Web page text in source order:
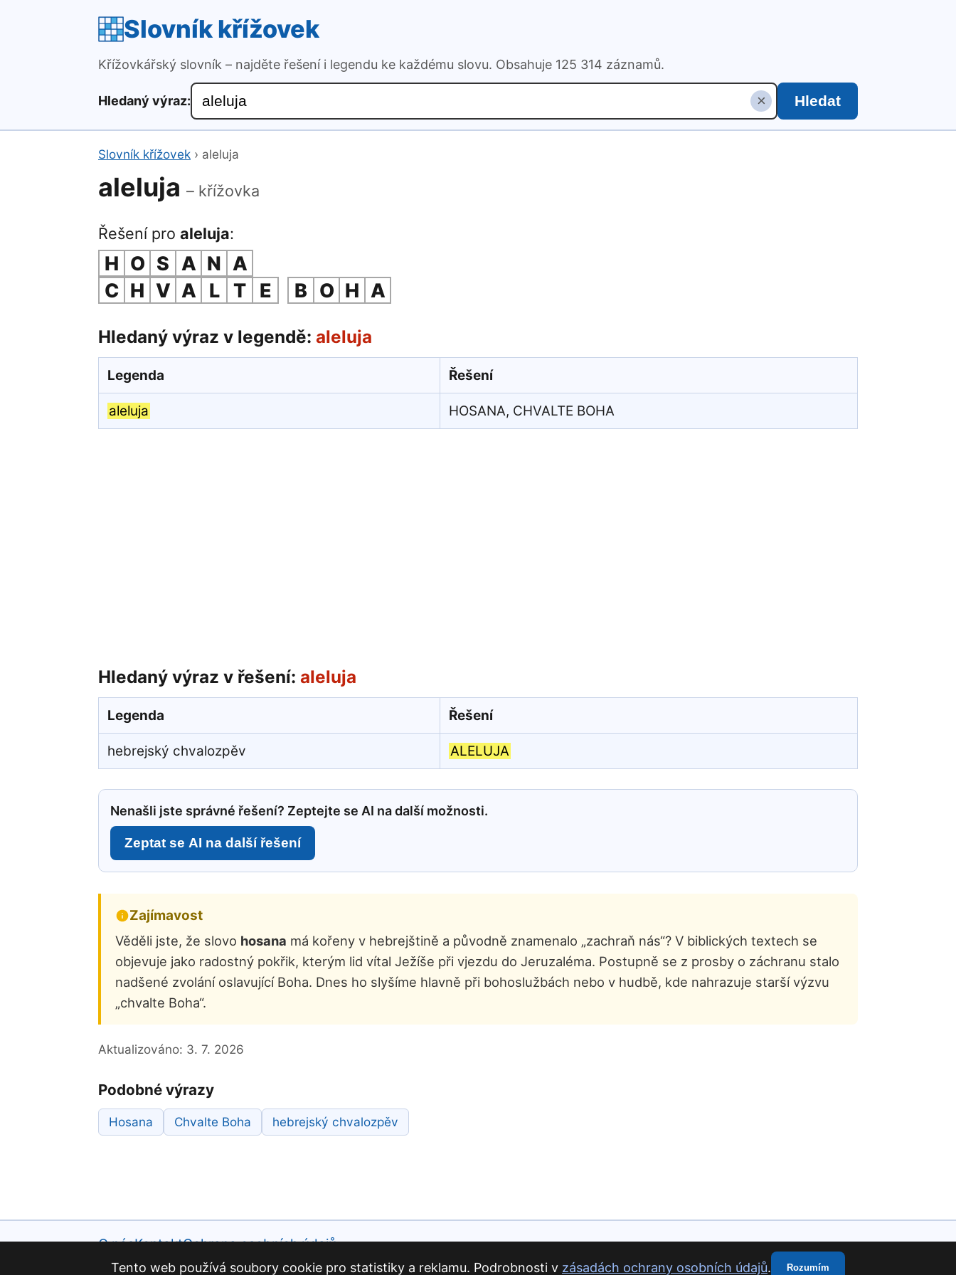
Slovník křížovek
Křížovkářský slovník – najděte řešení i legendu ke každému slovu. Obsahuje 125 314 záznamů.
Hledaný výraz: × Hledat
Slovník křížovek › aleluja
aleluja – křížovka
Řešení pro aleluja:
H O S A N A
C H V A L T E B O H A
Hledaný výraz v legendě: aleluja
Legenda Řešení
aleluja HOSANA, CHVALTE BOHA
Hledaný výraz v řešení: aleluja
Legenda Řešení
hebrejský chvalozpěv ALELUJA
Nenašli jste správné řešení? Zeptejte se AI na další možnosti.
Zeptat se AI na další řešení
Zajímavost
Věděli jste, že slovo hosana má kořeny v hebrejštině a původně znamenalo „zachraň nás“? V biblických textech se
objevuje jako radostný pokřik, kterým lid vítal Ježíše při vjezdu do Jeruzaléma. Postupně se z prosby o záchranu stalo
nadšené zvolání oslavující Boha. Dnes ho slyšíme hlavně při bohoslužbách nebo v hudbě, kde nahrazuje starší výzvu
„chvalte Boha“.
Aktualizováno: 3. 7. 2026
Podobné výrazy
Hosana Chvalte Boha hebrejský chvalozpěv
O násKontaktOchrana osobních údajů
Slovník křížovek · osobní projekt · Radek Szurman
Tento web používá soubory cookie pro statistiky a reklamu. Podrobnosti v zásadách ochrany osobních údajů. Rozumím